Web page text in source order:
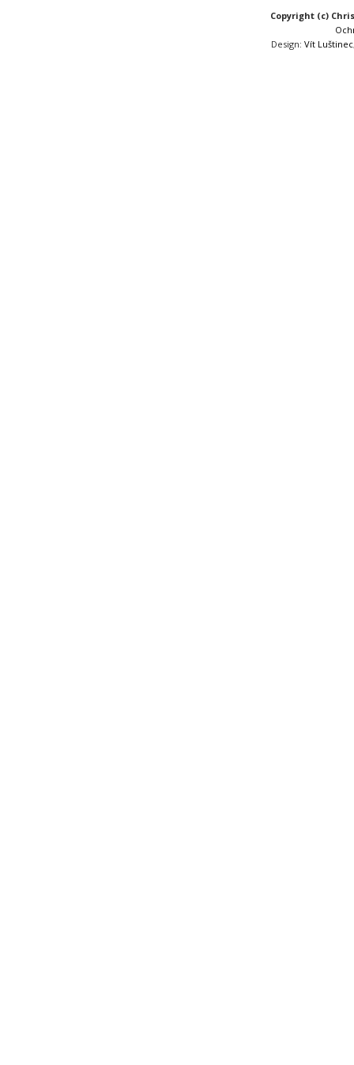
Copyright (c)
Design:Vít Luštinec